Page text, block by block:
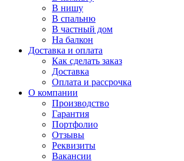
В нишу
В спальню
В частный дом
На балкон
Доставка и оплата
Как сделать заказ
Доставка
Оплата и рассрочка
О компании
Производство
Гарантия
Портфолио
Отзывы
Реквизиты
Вакансии